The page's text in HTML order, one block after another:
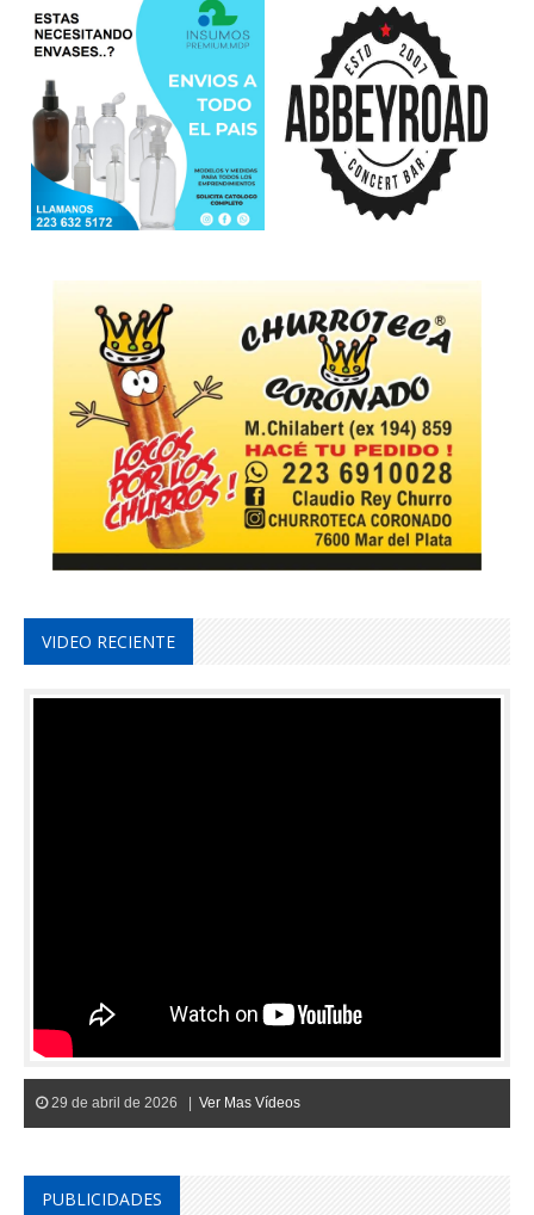
VIDEO RECIENTE
29 de abril de 2026 | Ver Mas Vídeos
PUBLICIDADES